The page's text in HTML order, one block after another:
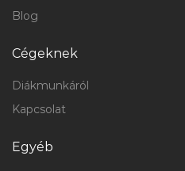
Blog
Cégeknek
Diákmunkáról
Kapcsolat
Egyéb